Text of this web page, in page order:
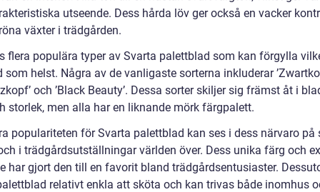
utseende. Dess hårda löv ger också en vacker
växter i trädgården.
flera populära typer av Svarta palettblad som kan förgylla
som helst. Några av de vanligaste sorterna inkluderar
och ’Black Beauty’. Dessa sorter skiljer sig främst åt i
storlek, men alla har en liknande mörk färgpalett.
populariteten för Svarta palettblad kan ses i dess närvaro på
i trädgårdsutställningar världen över. Dess unika färg och
har gjort den till en favorit bland trädgårdsentusiaster.
relativt enkla att sköta och kan trivas både inomhus